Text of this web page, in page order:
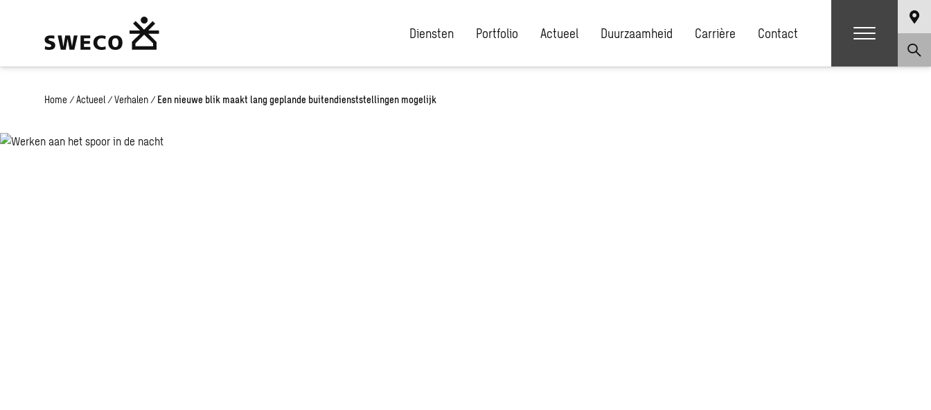
Diensten Portfolio Actueel Duurzaamheid Carrière Contact
Home / Actueel / Verhalen / Een nieuwe blik maakt lang geplande buitendienststellingen mogelijk